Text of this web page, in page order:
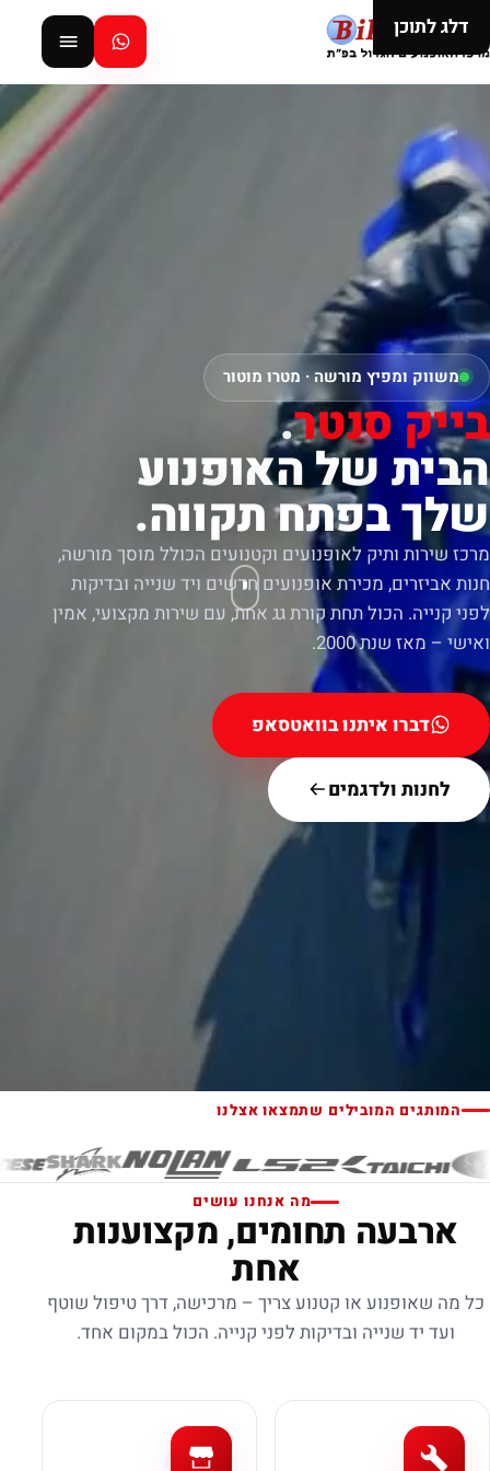
דלג לתוכן
משווק ומפיץ מורשה · מטרו מוטור
בייק סנטר.
הבית של האופנוע
שלך בפתח תקווה.
מרכז שירות ותיק לאופנועים וקטנועים הכולל מוסך מורשה,
חנות אביזרים, מכירת אופנועים חדשים ויד שנייה ובדיקות
לפני קנייה. הכול תחת קורת גג אחת, עם שירות מקצועי, אמין
ואישי – מאז שנת 2000.
דברו איתנו בוואטסאפ
לחנות ולדגמים
המותגים המובילים שתמצאו אצלנו
מה אנחנו עושים
ארבעה תחומים, מקצוענות
אחת
כל מה שאופנוע או קטנוע צריך – מרכישה, דרך טיפול שוטף
ועד יד שנייה ובדיקות לפני קנייה. הכול במקום אחד.